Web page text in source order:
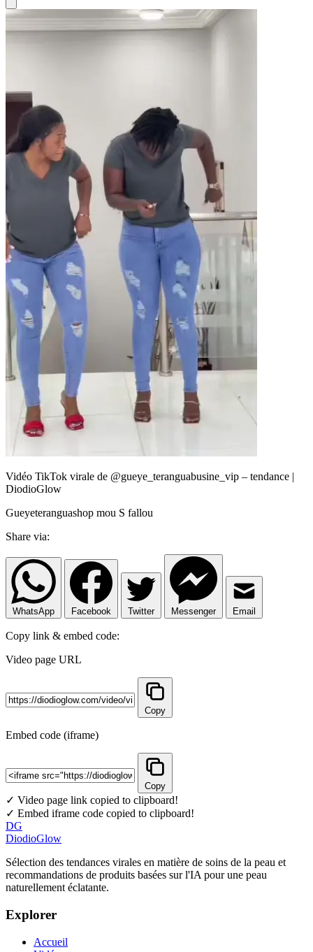
Vidéo TikTok virale de @gueye_teranguabusine_vip – tendance |
DiodioGlow
Gueyeteranguashop mou S fallou
Share via:
WhatsApp Facebook Twitter Messenger Email
Copy link & embed code:
Video page URL
Copy
Embed code (iframe)
Copy
✓ Video page link copied to clipboard!
✓ Embed iframe code copied to clipboard!
DG
DiodioGlow
Sélection des tendances virales en matière de soins de la peau et
recommandations de produits basées sur l'IA pour une peau
naturellement éclatante.
Explorer
Accueil